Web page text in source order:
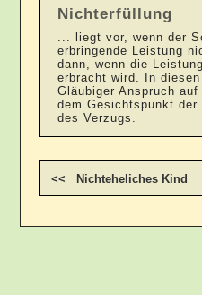
Nichterfüllung
... liegt vor, wenn der
erbringende Leistung
dann, wenn die
erbracht wird. In
Gläubiger Anspruch
dem Gesichtspunkt der
des Verzugs.
<< Nichteheliches Kind